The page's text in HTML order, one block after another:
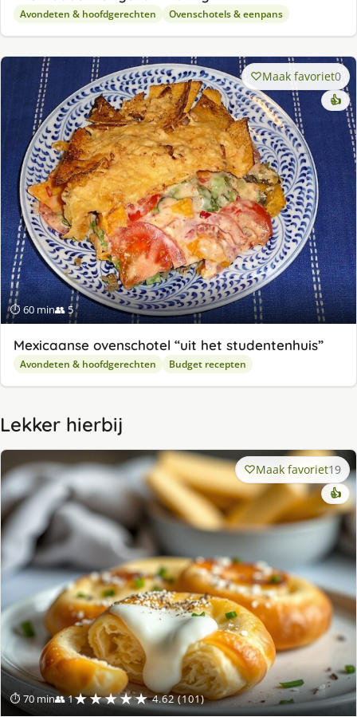
Avondeten & hoofdgerechten Ovenschotels & eenpans
⏱ 60 min👥 5
Maak favoriet0
👍
Mexicaanse ovenschotel “uit het studentenhuis”
Avondeten & hoofdgerechten Budget recepten
Lekker hierbij
⏱ 70 min👥 1★★★★★ 4.62 (101)
Maak favoriet19
👍